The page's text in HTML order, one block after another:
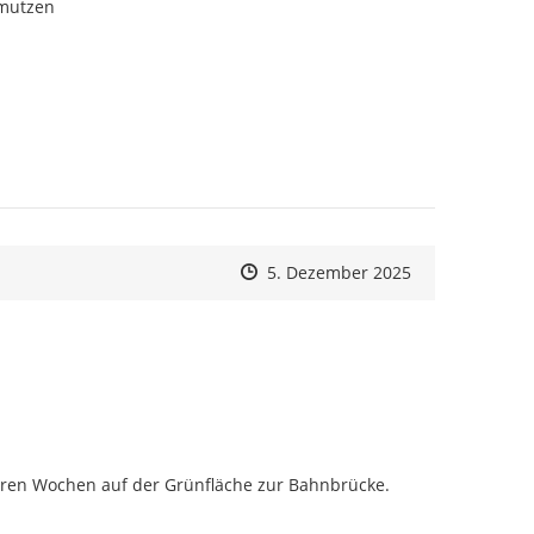
Zeitpunkt des Erstellens
Zeitpunkt des Erstellens
5. Dezember 2025Zur Äußerung
Wochen auf der Grünfläche zur Bahnbrücke.